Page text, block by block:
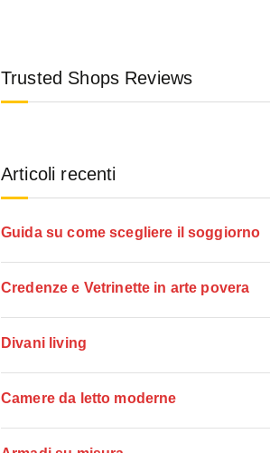
Trusted Shops Reviews
Articoli recenti
Guida su come scegliere il soggiorno
Credenze e Vetrinette in arte povera
Divani living
Camere da letto moderne